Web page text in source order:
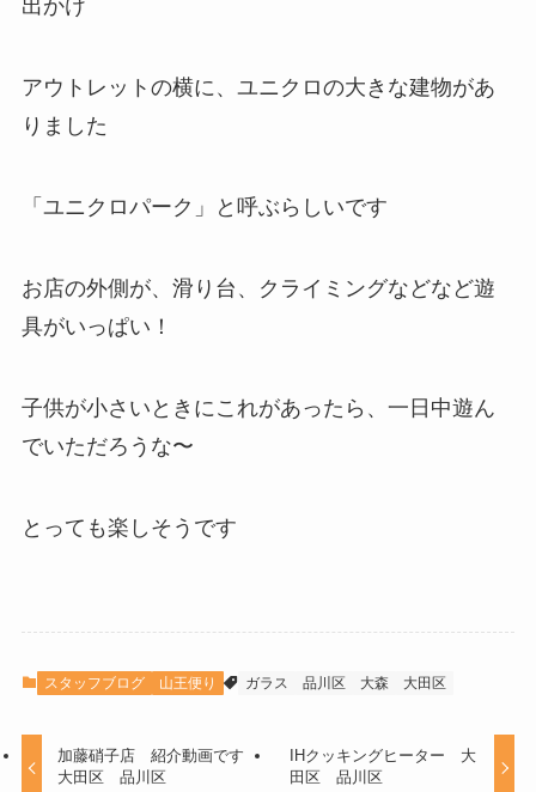
出かけ
アウトレットの横に、ユニクロの大きな建物があ
りました
「ユニクロパーク」と呼ぶらしいです
お店の外側が、滑り台、クライミングなどなど遊
具がいっぱい！
子供が小さいときにこれがあったら、一日中遊ん
でいただろうな〜
とっても楽しそうです
スタッフブログ 山王便り ガラス 品川区 大森 大田区
加藤硝子店 紹介動画です
大田区 品川区
IHクッキングヒーター 大
田区 品川区